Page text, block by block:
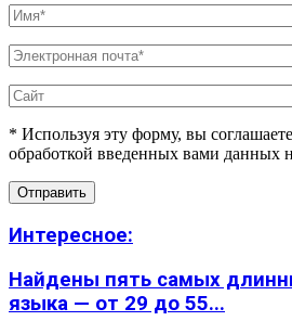
* Используя эту форму, вы
обработкой введенных вами данных
Интересное:
Найдены пять самых
языка — от 29 до 55...